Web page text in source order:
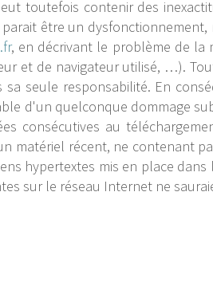
toutefois contenir des
être un
, en décrivant le problème de la
et de navigateur utilisé, …).
seule responsabilité. En
d'un quelconque dommage
consécutives au
matériel récent, ne contenant
hypertextes mis en place
sur le réseau Internet ne